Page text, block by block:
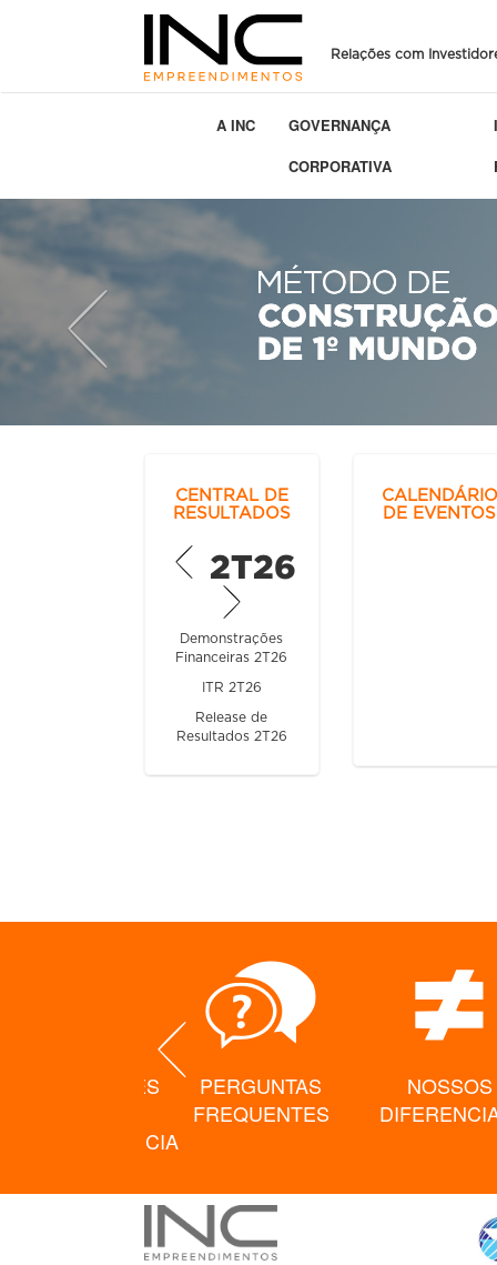
Relações com
A INC
GOVERNANÇA
CORPORATIVA
CENTRAL DE
RESULTADOS
Previous
2T26
Demonstrações
Financeiras 2T26
ITR 2T26
Release de
Resultados 2T26
CALENDÁRIO
DE EVENTOS
PERGUNTAS
FREQUENTES
NOSSOS